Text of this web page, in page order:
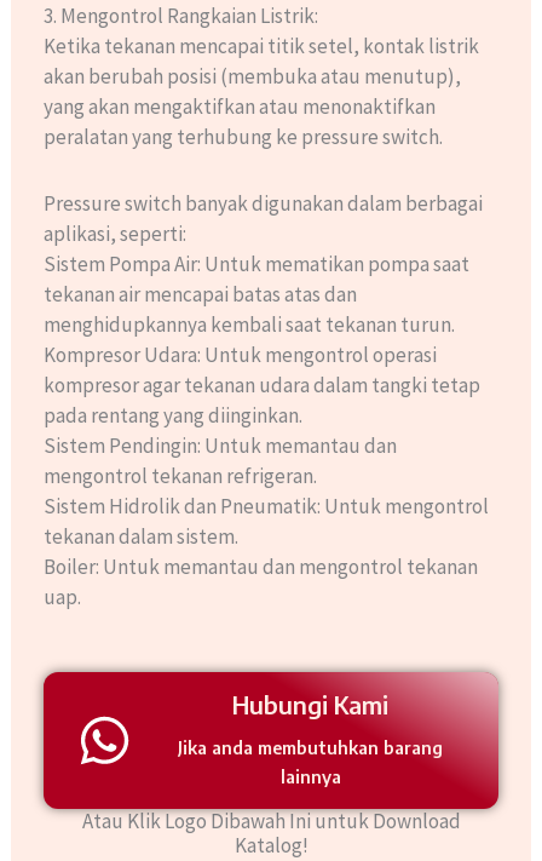
3. Mengontrol Rangkaian Listrik:
Ketika tekanan mencapai titik setel, kontak listrik
akan berubah posisi (membuka atau menutup),
yang akan mengaktifkan atau menonaktifkan
peralatan yang terhubung ke pressure switch.
Pressure switch banyak digunakan dalam berbagai
aplikasi, seperti:
Sistem Pompa Air: Untuk mematikan pompa saat
tekanan air mencapai batas atas dan
menghidupkannya kembali saat tekanan turun.
Kompresor Udara: Untuk mengontrol operasi
kompresor agar tekanan udara dalam tangki tetap
pada rentang yang diinginkan.
Sistem Pendingin: Untuk memantau dan
mengontrol tekanan refrigeran.
Sistem Hidrolik dan Pneumatik: Untuk mengontrol
tekanan dalam sistem.
Boiler: Untuk memantau dan mengontrol tekanan
uap.
Hubungi Kami
Jika anda membutuhkan barang
lainnya
Atau Klik Logo Dibawah Ini untuk Download
Katalog!